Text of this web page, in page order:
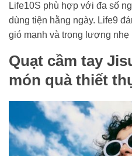
Life10S phù hợp với đa số
dùng tiện hằng ngày. Life9
gió mạnh và trọng lượng nhẹ
Quạt cầm tay
món quà thiết